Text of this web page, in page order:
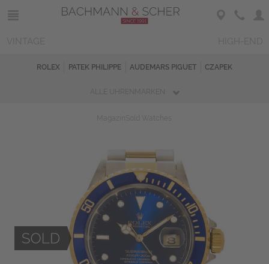
ROLEX PATEK PHILIPPE AUDEMARS PIGUET CZAPEK